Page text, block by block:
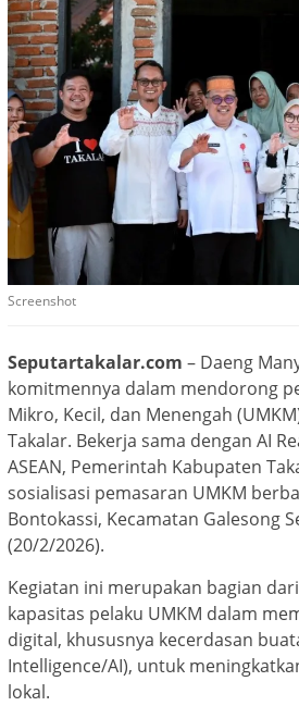
Screenshot
Seputartakalar.com – Daeng
komitmennya dalam mendorong
Mikro, Kecil, dan Menengah
Takalar. Bekerja sama dengan AI
ASEAN, Pemerintah Kabupaten
sosialisasi pemasaran UMKM
Bontokassi, Kecamatan Galesong
(20/2/2026).
Kegiatan ini merupakan bagian
kapasitas pelaku UMKM dalam
digital, khususnya kecerdasan
Intelligence/AI), untuk
lokal.